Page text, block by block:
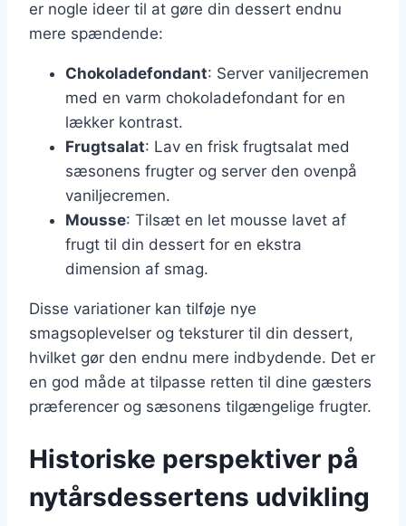
er nogle ideer til at gøre din dessert endnu
mere spændende:
Chokoladefondant: Server vaniljecremen
med en varm chokoladefondant for en
lækker kontrast.
Frugtsalat: Lav en frisk frugtsalat med
sæsonens frugter og server den ovenpå
vaniljecremen.
Mousse: Tilsæt en let mousse lavet af
frugt til din dessert for en ekstra
dimension af smag.
Disse variationer kan tilføje nye
smagsoplevelser og teksturer til din dessert,
hvilket gør den endnu mere indbydende. Det er
en god måde at tilpasse retten til dine gæsters
præferencer og sæsonens tilgængelige frugter.
Historiske perspektiver på
nytårsdessertens udvikling